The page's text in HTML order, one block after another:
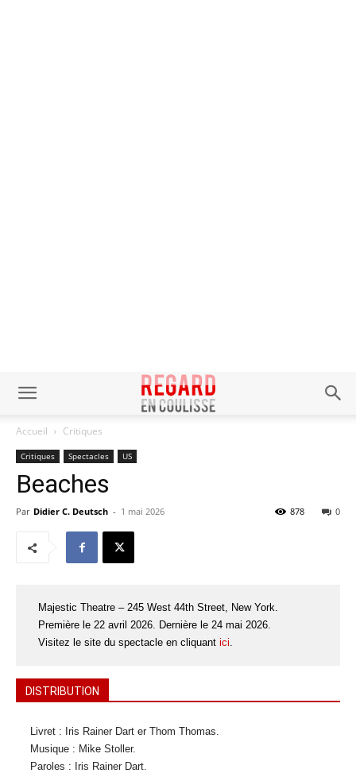
Accueil Critiques
Critiques Spectacles US
Beaches
Par Didier C. Deutsch - 1 mai 2026 0
878
Majestic Theatre – 245 West 44th Street, New York.
Première le 22 avril 2026. Dernière le 24 mai 2026.
Visitez le site du spectacle en cliquant ici.
DISTRIBUTION
Livret : Iris Rainer Dart er Thom Thomas.
Musique : Mike Stoller.
Paroles : Iris Rainer Dart.